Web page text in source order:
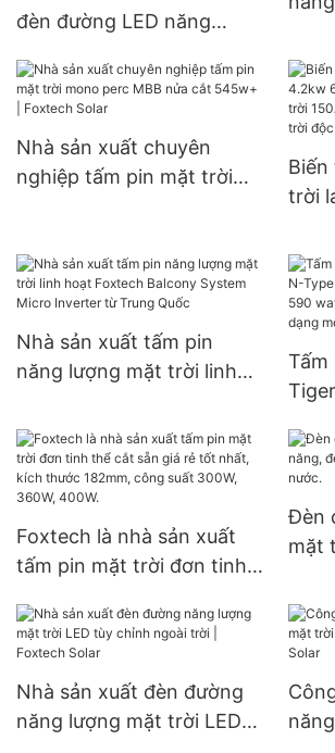
đèn đường LED năng
chất lượng cao công suất
30W, 50W, 60W, 80W,
100W dành cho các dự án
của chính phủ.
3kw
nhà
Nhà sản xuất chuyên
nghiệp tấm pin mặt trời
trời
trời
lập.
Nhà sản xuất tấm pin
năng lượng mặt trời linh
System Micro Inverter từ
Trung Quốc
Tấm
suất
630
Foxtech là nhà sản xuất
tấm pin mặt trời đơn tinh
kích thước 182mm, công
suất 300W, 360W, 400W.
Đèn
mặt
nước.
Nhà sản xuất đèn đường
năng lượng mặt trời LED